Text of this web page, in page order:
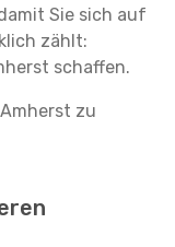
Sie sich auf
zählt:
schaffen.
zu